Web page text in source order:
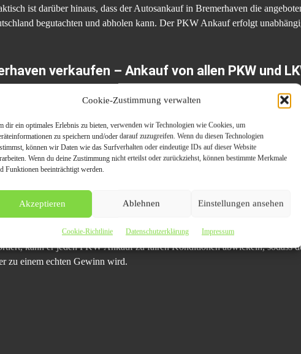
Cookie-Zustimmung verwalten
dir ein optimales Erlebnis zu bieten, verwenden wir Technologien wie Cookies, um
zu speichern und/oder darauf zuzugreifen. Wenn du diesen Technologien
können wir Daten wie das Surfverhalten oder eindeutige IDs auf dieser Website
Wenn du deine Zustimmung nicht erteilst oder zurückziehst, können bestimmte Merkmale
Funktionen beeinträchtigt werden.
Akzeptieren Ablehnen Einstellungen ansehen
Cookie-Richtlinie Datenschutzerklärung Impressum
ist darüber hinaus, dass der Autosankauf in Bremerhaven die
begutachten und abholen kann. Der PKW Ankauf erfolgt
verkaufen – Ankauf von allen PKW und
kennen sich die Spezialisten des Autoankaufs mit jeder Art von PKW
Grund besteht darin, dass die Fahrzeuge nach ihrer Aufarbeitung in den
besteht. Dies wiederum hat zur Folge, dass der Autosankauf Bremerhaven
einem Gewinn für Käufer und Verkäufer wird.
Sehr beliebt ist die Inzahlungnahme. Doch es stellt
Unfallwagen zu guten Konditionen loszuwerden. In der Regel ist sie das
an Gebrauchtwagen besteht kein echtes Interesse. Da der
kann er jeden PKW Ankauf zu fairen Konditionen abwickeln, sodass
zu einem echten Gewinn wird.